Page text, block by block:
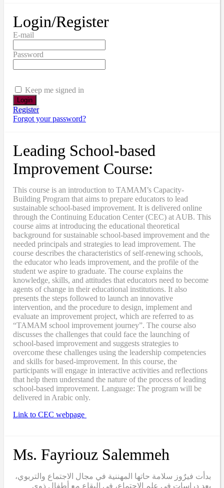
Login/Register
E-mail
Password
Keep me signed in
Register
Forgot your password?
Leading School-based
Improvement Course:
This course is an introduction to TAMAM’s Capacity-
Building Program that aims to prepare educators to lead
sustainable school-based improvement. It is delivered online
through the Continuing Education Center (CEC) at AUB. This
course aims at introducing the educational theoretical
background for sustainable school-based improvement and the
needed principals and strategies to lead improvement. The
course describes the characteristics of self-renewing schools,
the educator who leads improvement, and the profile of the
student we aspire to graduate. The course explains the
knowledge, skills, and attitudes that educators need to become
agents of change in their educational institutions. It also
presents the steps followed to launch an innovative
intervention, and the procedure to design, implement and
evaluate an improvement project, which are referred to as
“TAMAM school improvement journey”. The course also
discusses the challenges that could face the launching of
school-based improvement and suggests strategies to
overcome these challenges using the leadership competencies
and skills for based-improvement. In this course, the
participants will engage in interactive activities and reflections
that help them understand the nature of the process of leading
school-based improvement. Language: The program will be
delivered in Arabic only.
Link to CEC webpage
Ms. Fayriouz Salemmeh
بدأت فيرٌوز سلامة حاتها المهننية في مجال الاجتماع والتربوي،
بعد دراسات في علم الاجتماع، في البقاع مع أطفال ذوي